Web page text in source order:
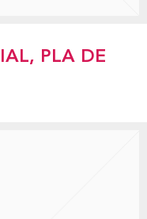
PLA DE